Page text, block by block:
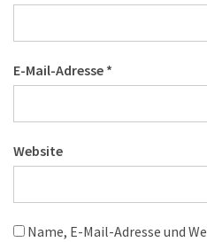
E-Mail-Adresse *
Website
Name, E-Mail-Adresse und